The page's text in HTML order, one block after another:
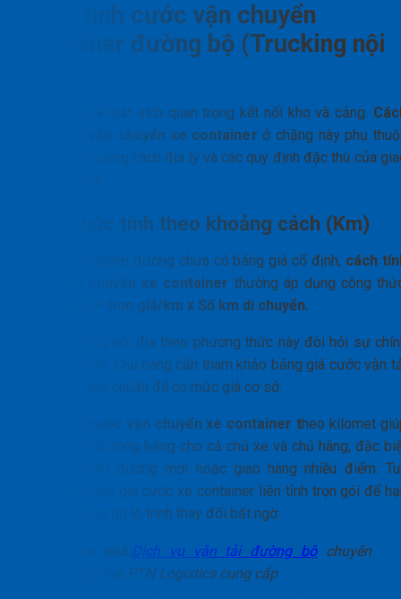
Cách tính cước vận chuyển
container đường bộ (Trucking nội
Vận tải bộ là mắt xích quan trọng kết nối kho và cảng.
tính cước vận chuyển xe container ở chặng này phụ
nhiều vào khoảng cách địa lý và các quy định đặc thù của
Công thức tính theo khoảng cách (Km)
Đối với các tuyến đường chưa có bảng giá cố định, cách
cước vận chuyển xe container thường áp dụng công
Tổng cước = Đơn giá/km x Số km di chuyển.
Cước trucking nội địa theo phương thức này đòi hỏi sự
xác về lộ trình. Chủ hàng cần tham khảo bảng giá cước vận
đường bộ tiêu chuẩn để có mức giá cơ sở.
Cách tính cước vận chuyển xe container theo kilomet
đảm bảo tính công bằng cho cả chủ xe và chủ hàng, đặc
với các tuyến đường mới hoặc giao hàng nhiều điểm.
nhiên, cần chốt giá cước xe container liên tỉnh trọn gói để
chế biến động do lộ trình thay đổi bất ngờ.
Khám phá:Dịch vụ vận tải đường bộchuyên
nghiệp mà PTN Logistics cung cấp